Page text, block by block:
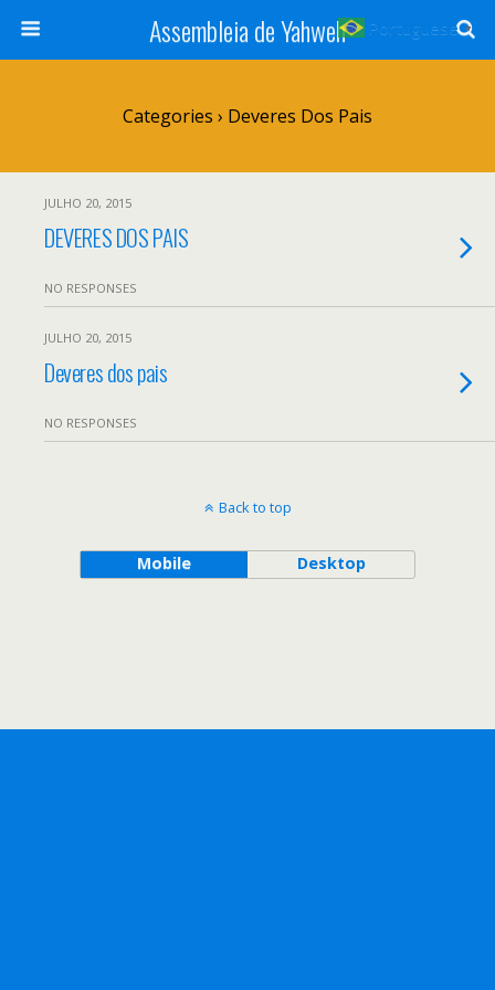
Assembleia de Yahweh
Categories › Deveres Dos Pais
JULHO 20, 2015
DEVERES DOS PAIS
NO RESPONSES
JULHO 20, 2015
Deveres dos pais
NO RESPONSES
Back to top
Mobile Desktop
Portuguese ▼